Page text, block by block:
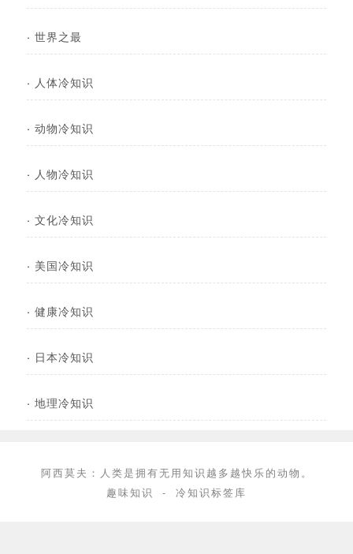
· 世界之最
· 人体冷知识
· 动物冷知识
· 人物冷知识
· 文化冷知识
· 美国冷知识
· 健康冷知识
· 日本冷知识
· 地理冷知识
阿西莫夫：人类是拥有无用知识越多越快乐的动物。
趣味知识
- 冷知识标签库